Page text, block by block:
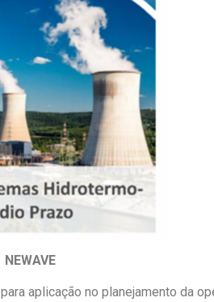
NEWAVE
para aplicação no planejamento da